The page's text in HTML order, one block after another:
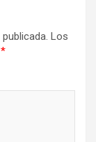
Los
*